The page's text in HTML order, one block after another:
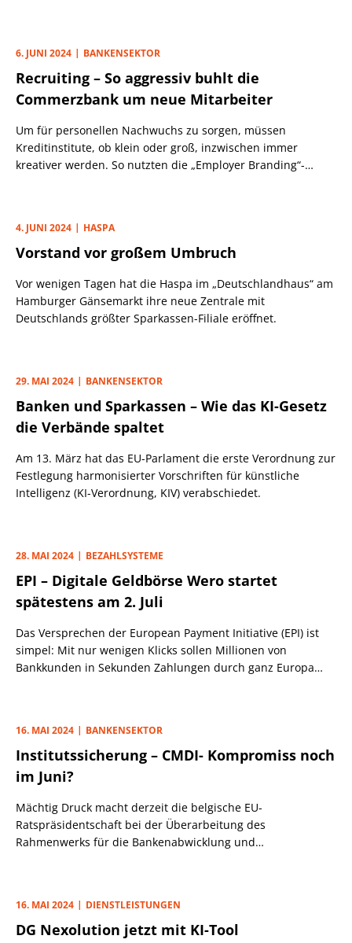
6. JUNI 2024 BANKENSEKTOR
Recruiting – So aggressiv buhlt die
Commerzbank um neue Mitarbeiter
Um für personellen Nachwuchs zu sorgen, müssen
Kreditinstitute, ob klein oder groß, inzwischen immer
kreativer werden. So nutzten die „Employer Branding“-
4. JUNI 2024 HASPA
Vorstand vor großem Umbruch
Vor wenigen Tagen hat die Haspa im „Deutschlandhaus“ am
Hamburger Gänsemarkt ihre neue Zentrale mit
Deutschlands größter Sparkassen-Filiale eröffnet.
29. MAI 2024 BANKENSEKTOR
Banken und Sparkassen – Wie das KI-Gesetz
die Verbände spaltet
Am 13. März hat das EU-Parlament die erste Verordnung zur
Festlegung harmonisierter Vorschriften für künstliche
Intelligenz (KI-Verordnung, KIV) verabschiedet.
28. MAI 2024 BEZAHLSYSTEME
EPI – Digitale Geldbörse Wero startet
spätestens am 2. Juli
Das Versprechen der European Payment Initiative (EPI) ist
simpel: Mit nur wenigen Klicks sollen Millionen von
Bankkunden in Sekunden Zahlungen durch ganz Europa
Volksbanken und die Deutsche Bank.
16. MAI 2024 BANKENSEKTOR
Institutssicherung – CMDI- Kompromiss noch
im Juni?
Mächtig Druck macht derzeit die belgische EU-
Ratspräsidentschaft bei der Überarbeitung des
Rahmenwerks für die Bankenabwicklung und
CMDI erzielen.
16. MAI 2024 DIENSTLEISTUNGEN
DG Nexolution jetzt mit KI-Tool